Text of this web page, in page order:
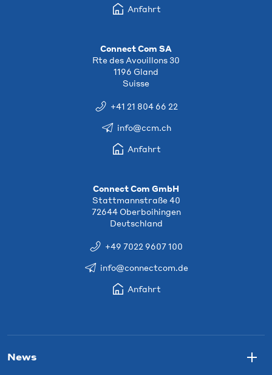
Anfahrt
Connect Com SA
Rte des Avouillons 30
1196 Gland
Suisse
+41 21 804 66 22
info@ccm.ch
Anfahrt
Connect Com GmbH
Stattmannstraße 40
72644 Oberboihingen
Deutschland
+49 7022 9607 100
info@connectcom.de
Anfahrt
News